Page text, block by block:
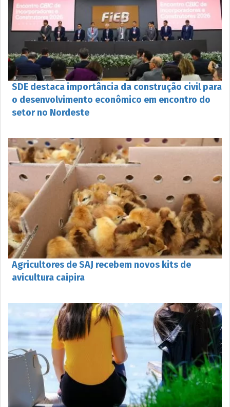
SDE destaca importância da construção civil para
o desenvolvimento econômico em encontro do
setor no Nordeste
Agricultores de SAJ recebem novos kits de
avicultura caipira